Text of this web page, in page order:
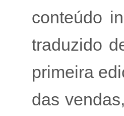
conteúdo
traduzido
primeira
das